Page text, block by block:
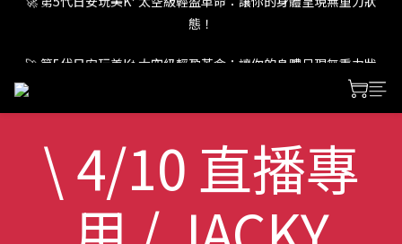
🚀 第5代日安玩美K⁺ 太空級輕盈革命：讓你的身體呈現無重力狀
態！
🚀 第5代日安玩美K⁺ 太空級輕盈革命：讓你的身體呈現無重力狀
\ 4/10 直播專